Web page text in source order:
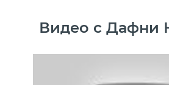
Видео с Дафни